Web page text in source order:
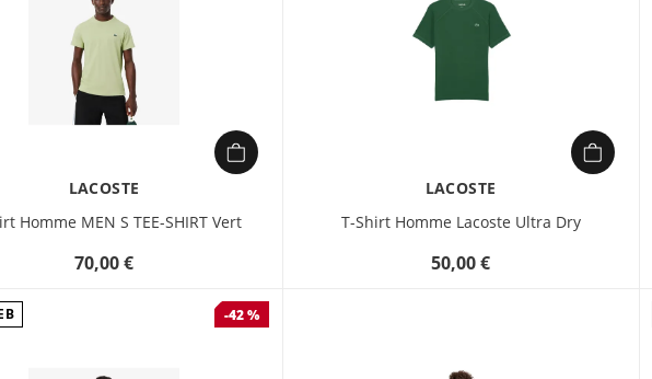
LACOSTE
Homme MEN S TEE-SHIRT Vert
70,00 €
LACOSTE
T-Shirt Homme Lacoste Ultra Dry
50,00 €
-42 %